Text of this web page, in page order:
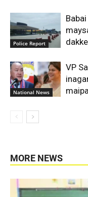
Police Report
National News
VP
MORE NEWS